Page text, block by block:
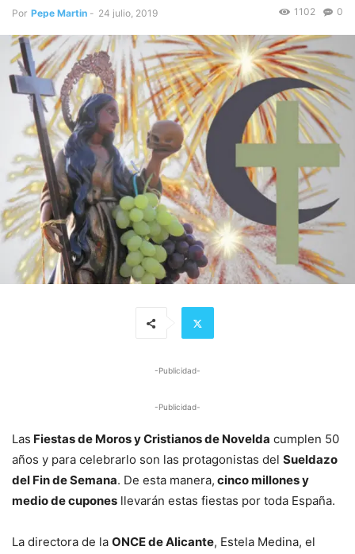
Por Pepe Martin - 24 julio, 2019 0
1102
-Publicidad-
-Publicidad-
Las Fiestas de Moros y Cristianos de Novelda cumplen 50
años y para celebrarlo son las protagonistas del Sueldazo
del Fin de Semana. De esta manera, cinco millones y
medio de cupones llevarán estas fiestas por toda España.
La directora de la ONCE de Alicante, Estela Medina, el